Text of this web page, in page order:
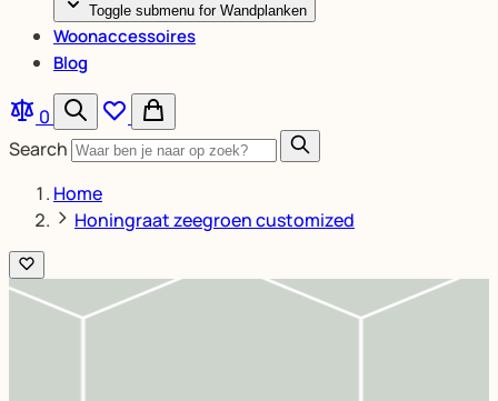
Toggle submenu for Wandplanken
Woonaccessoires
Blog
0
Search
Home
Honingraat zeegroen customized